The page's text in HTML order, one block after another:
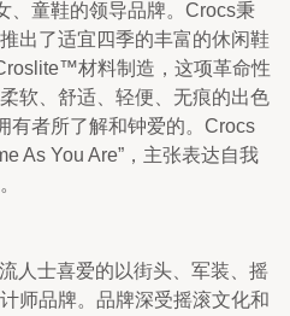
、童鞋的领导品牌。Crocs秉
出了适宜四季的丰富的休闲鞋
材料制造，这项革命性
软、舒适、轻便、无痕的出色
有者所了解和钟爱的。Crocs
As You Are”，主张表达自我
人士喜爱的以街头、军装、摇
师品牌。品牌深受摇滚文化和